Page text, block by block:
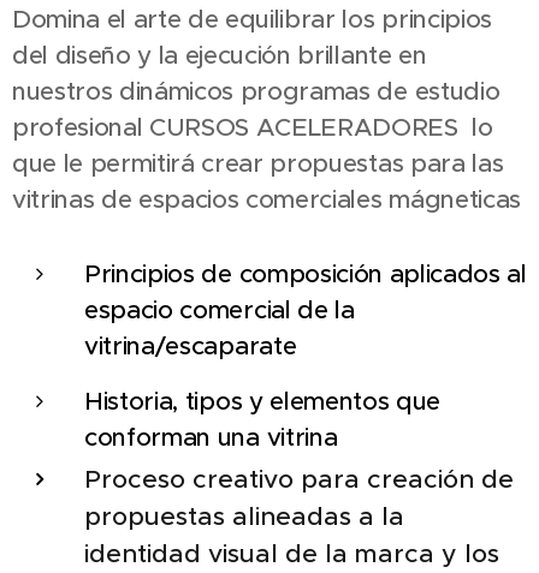
Domina el arte de equilibrar los principios
del diseño y la ejecución brillante en
nuestros dinámicos programas de estudio
profesional CURSOS ACELERADORES lo
que le permitirá crear propuestas para las
vitrinas de espacios comerciales mágneticas
Principios de composición aplicados al
espacio comercial de la
vitrina/escaparate
Historia, tipos y elementos que
conforman una vitrina
Proceso creativo para creación de
propuestas alineadas a la
identidad visual de la marca y los